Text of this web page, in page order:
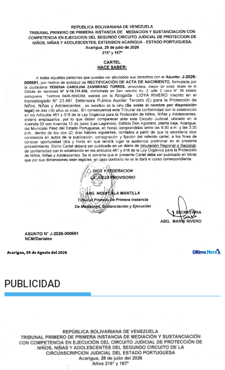
PUBLICIDAD